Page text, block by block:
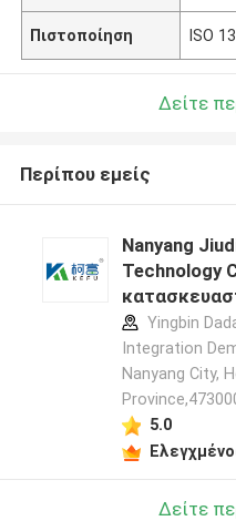
Πιστοποίηση ISO
Δείτε
Περίπου εμείς
Nanyang
Technology
Yingbin
Integration
Nanyang City,
5.0
Δείτε